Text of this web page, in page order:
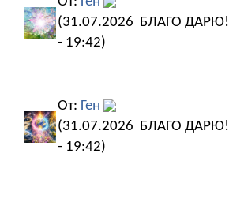
(31.07.2026
- 19:42)
БЛАГО ДАРЮ!
От: Ген
(31.07.2026
- 19:42)
БЛАГО ДАРЮ!